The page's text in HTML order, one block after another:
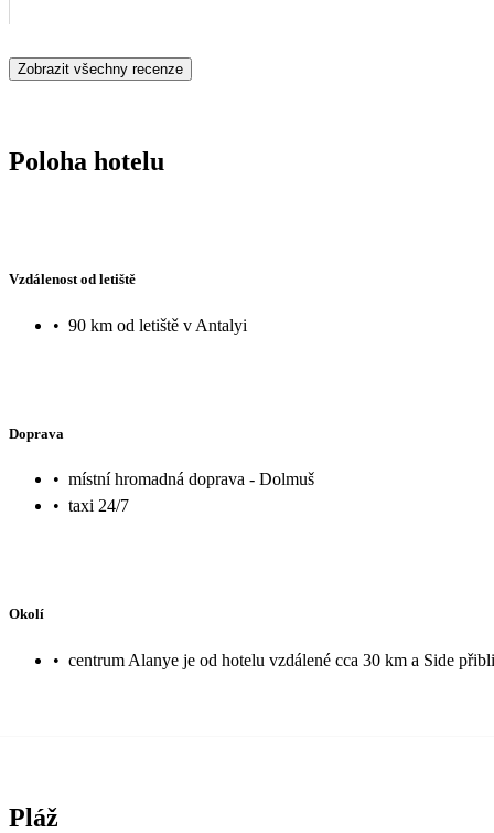
Zobrazit všechny recenze
Poloha hotelu
Vzdálenost od letiště
• 90 km od letiště v Antalyi
Doprava
• místní hromadná doprava - Dolmuš
• taxi 24/7
Okolí
• centrum Alanye je od hotelu vzdálené cca 30 km a Side
Pláž